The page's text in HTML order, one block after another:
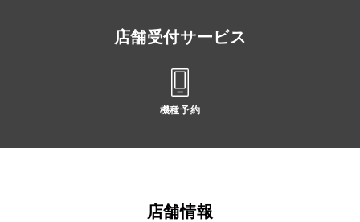
店舗受付サービス
機種予約
店舗情報